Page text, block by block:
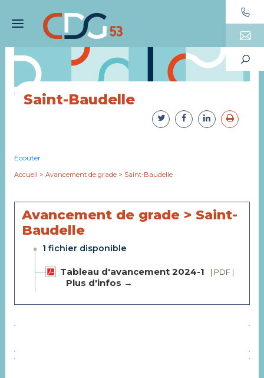
Saint-Baudelle
Ecouter
Accueil > Avancement de grade > Saint-Baudelle
Avancement de grade > Saint-
Baudelle
1 fichier disponible
Tableau d'avancement 2024-1 | PDF |
Plus d'infos →